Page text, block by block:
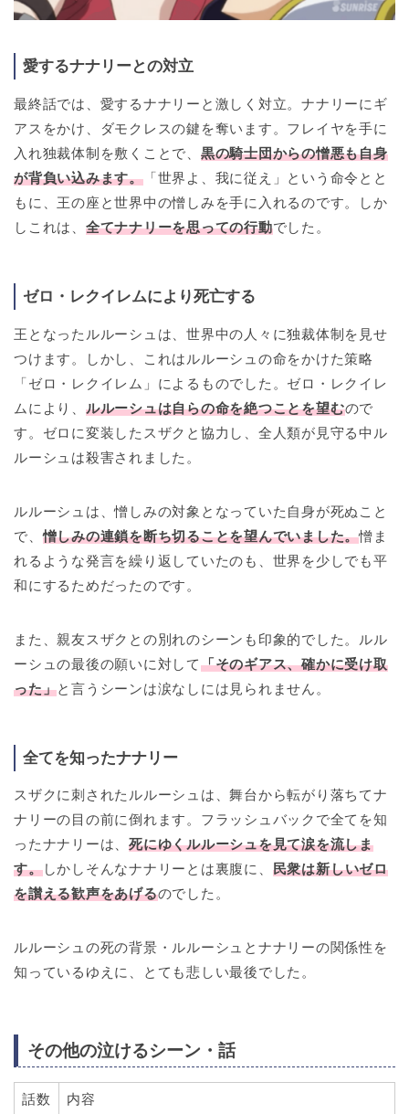
愛するナナリーとの対立
最終話では、愛するナナリーと激しく対立。ナナリーにギ
アスをかけ、ダモクレスの鍵を奪います。フレイヤを手に
入れ独裁体制を敷くことで、 黒の騎士団からの憎悪も自身
が背負い込みます。「世界よ、我に従え」という命令とと
もに、王の座と世界中の憎しみを手に入れるのです。しか
しこれは、 全てナナリーを思っての行動でした。
ゼロ・レクイレムにより死亡する
王となったルルーシュは、世界中の人々に独裁体制を見せ
つけます。しかし、これはルルーシュの命をかけた策略
「ゼロ・レクイレム」によるものでした。ゼロ・レクイレ
ムにより、 ルルーシュは自らの命を絶つことを望むので
す。ゼロに変装したスザクと協力し、全人類が見守る中ル
ルーシュは殺害されました。
ルルーシュは、憎しみの対象となっていた自身が死ぬこと
で、憎しみの連鎖を断ち切ることを望んでいました。憎ま
れるような発言を繰り返していたのも、世界を少しでも平
和にするためだったのです。
また、親友スザクとの別れのシーンも印象的でした。ルル
ーシュの最後の願いに対して「そのギアス、確かに受け取
った」と言うシーンは涙なしには見られません。
全てを知ったナナリー
スザクに刺されたルルーシュは、舞台から転がり落ちてナ
ナリーの目の前に倒れます。フラッシュバックで全てを知
ったナナリーは、死にゆくルルーシュを見て涙を流しま
す。しかしそんなナナリーとは裏腹に、 民衆は新しいゼロ
を讃える歓声をあげるのでした。
ルルーシュの死の背景・ルルーシュとナナリーの関係性を
知っているゆえに、とても悲しい最後でした。
その他の泣けるシーン・話
話数 内容